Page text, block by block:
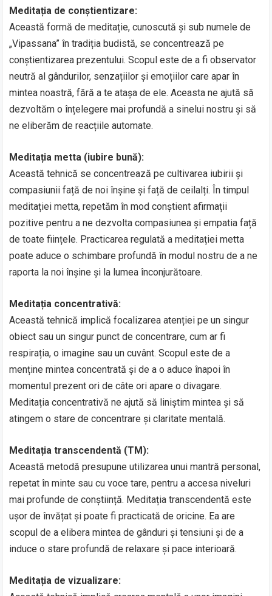
Meditația de conștientizare:
Această formă de meditație, cunoscută și sub numele de
„Vipassana” în tradiția budistă, se concentrează pe
conștientizarea prezentului. Scopul este de a fi observator
neutră al gândurilor, senzațiilor și emoțiilor care apar în
mintea noastră, fără a te atașa de ele. Aceasta ne ajută să
dezvoltăm o înțelegere mai profundă a sinelui nostru și să
ne eliberăm de reacțiile automate.
Meditația metta (iubire bună):
Această tehnică se concentrează pe cultivarea iubirii și
compasiunii față de noi înșine și față de ceilalți. În timpul
meditației metta, repetăm în mod conștient afirmații
pozitive pentru a ne dezvolta compasiunea și empatia față
de toate ființele. Practicarea regulată a meditației metta
poate aduce o schimbare profundă în modul nostru de a ne
raporta la noi înșine și la lumea înconjurătoare.
Meditația concentrativă:
Această tehnică implică focalizarea atenției pe un singur
obiect sau un singur punct de concentrare, cum ar fi
respirația, o imagine sau un cuvânt. Scopul este de a
menține mintea concentrată și de a o aduce înapoi în
momentul prezent ori de câte ori apare o divagare.
Meditația concentrativă ne ajută să liniștim mintea și să
atingem o stare de concentrare și claritate mentală.
Meditația transcendentă (TM):
Această metodă presupune utilizarea unui mantră personal,
repetat în minte sau cu voce tare, pentru a accesa niveluri
mai profunde de conștiință. Meditația transcendentă este
ușor de învățat și poate fi practicată de oricine. Ea are
scopul de a elibera mintea de gânduri și tensiuni și de a
induce o stare profundă de relaxare și pace interioară.
Meditația de vizualizare: